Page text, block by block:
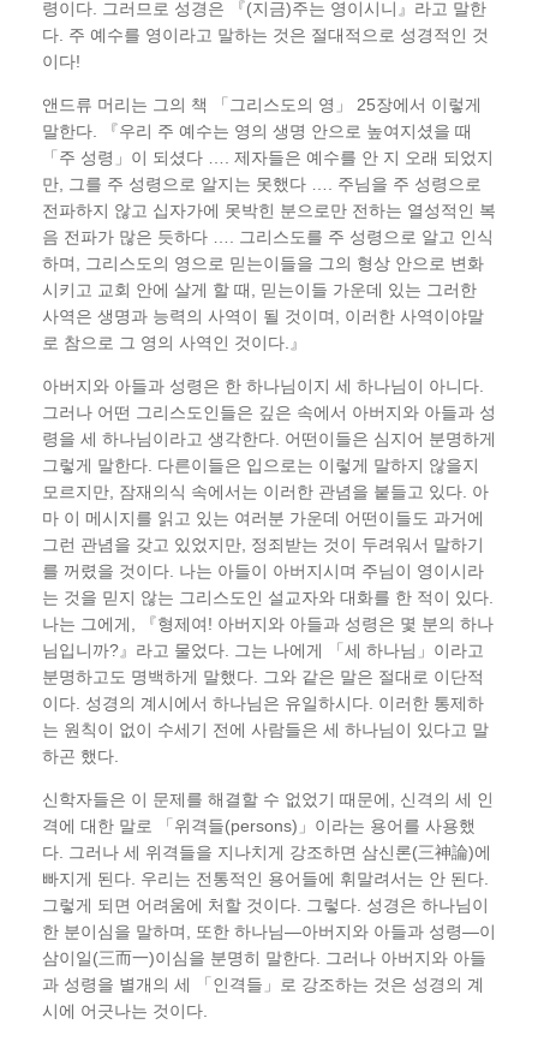
령이다. 그러므로 성경은 『(지금)주는 영이시니』라고 말한
다. 주 예수를 영이라고 말하는 것은 절대적으로 성경적인 것
이다!
앤드류 머리는 그의 책 「그리스도의 영」 25장에서 이렇게
말한다. 『우리 주 예수는 영의 생명 안으로 높여지셨을 때
「주 성령」이 되셨다 …. 제자들은 예수를 안 지 오래 되었지
만, 그를 주 성령으로 알지는 못했다 …. 주님을 주 성령으로
전파하지 않고 십자가에 못박힌 분으로만 전하는 열성적인 복
음 전파가 많은 듯하다 …. 그리스도를 주 성령으로 알고 인식
하며, 그리스도의 영으로 믿는이들을 그의 형상 안으로 변화
시키고 교회 안에 살게 할 때, 믿는이들 가운데 있는 그러한
사역은 생명과 능력의 사역이 될 것이며, 이러한 사역이야말
로 참으로 그 영의 사역인 것이다.』
아버지와 아들과 성령은 한 하나님이지 세 하나님이 아니다.
그러나 어떤 그리스도인들은 깊은 속에서 아버지와 아들과 성
령을 세 하나님이라고 생각한다. 어떤이들은 심지어 분명하게
그렇게 말한다. 다른이들은 입으로는 이렇게 말하지 않을지
모르지만, 잠재의식 속에서는 이러한 관념을 붙들고 있다. 아
마 이 메시지를 읽고 있는 여러분 가운데 어떤이들도 과거에
그런 관념을 갖고 있었지만, 정죄받는 것이 두려워서 말하기
를 꺼렸을 것이다. 나는 아들이 아버지시며 주님이 영이시라
는 것을 믿지 않는 그리스도인 설교자와 대화를 한 적이 있다.
나는 그에게, 『형제여! 아버지와 아들과 성령은 몇 분의 하나
님입니까?』라고 물었다. 그는 나에게 「세 하나님」이라고
분명하고도 명백하게 말했다. 그와 같은 말은 절대로 이단적
이다. 성경의 계시에서 하나님은 유일하시다. 이러한 통제하
는 원칙이 없이 수세기 전에 사람들은 세 하나님이 있다고 말
하곤 했다.
신학자들은 이 문제를 해결할 수 없었기 때문에, 신격의 세 인
격에 대한 말로 「위격들(persons)」이라는 용어를 사용했
다. 그러나 세 위격들을 지나치게 강조하면 삼신론(三神論)에
빠지게 된다. 우리는 전통적인 용어들에 휘말려서는 안 된다.
그렇게 되면 어려움에 처할 것이다. 그렇다. 성경은 하나님이
한 분이심을 말하며, 또한 하나님―아버지와 아들과 성령―이
삼이일(三而一)이심을 분명히 말한다. 그러나 아버지와 아들
과 성령을 별개의 세 「인격들」로 강조하는 것은 성경의 계
시에 어긋나는 것이다.